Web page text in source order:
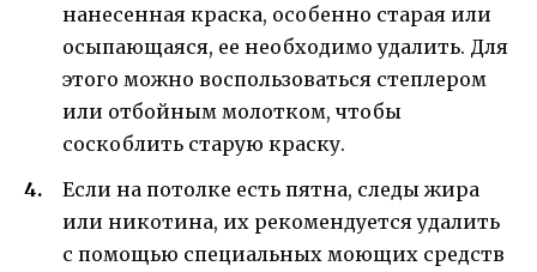
нанесенная краска, особенно старая или
осыпающаяся, ее необходимо удалить. Для
этого можно воспользоваться степлером
или отбойным молотком, чтобы
соскоблить старую краску.
Если на потолке есть пятна, следы жира
или никотина, их рекомендуется удалить
с помощью специальных моющих средств